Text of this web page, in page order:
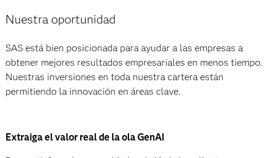
Nuestra oportunidad
SAS está bien posicionada para ayudar a las empresas a
obtener mejores resultados empresariales en menos tiempo.
Nuestras inversiones en toda nuestra cartera están
permitiendo la innovación en áreas clave.
Extraiga el valor real de la ola GenAI